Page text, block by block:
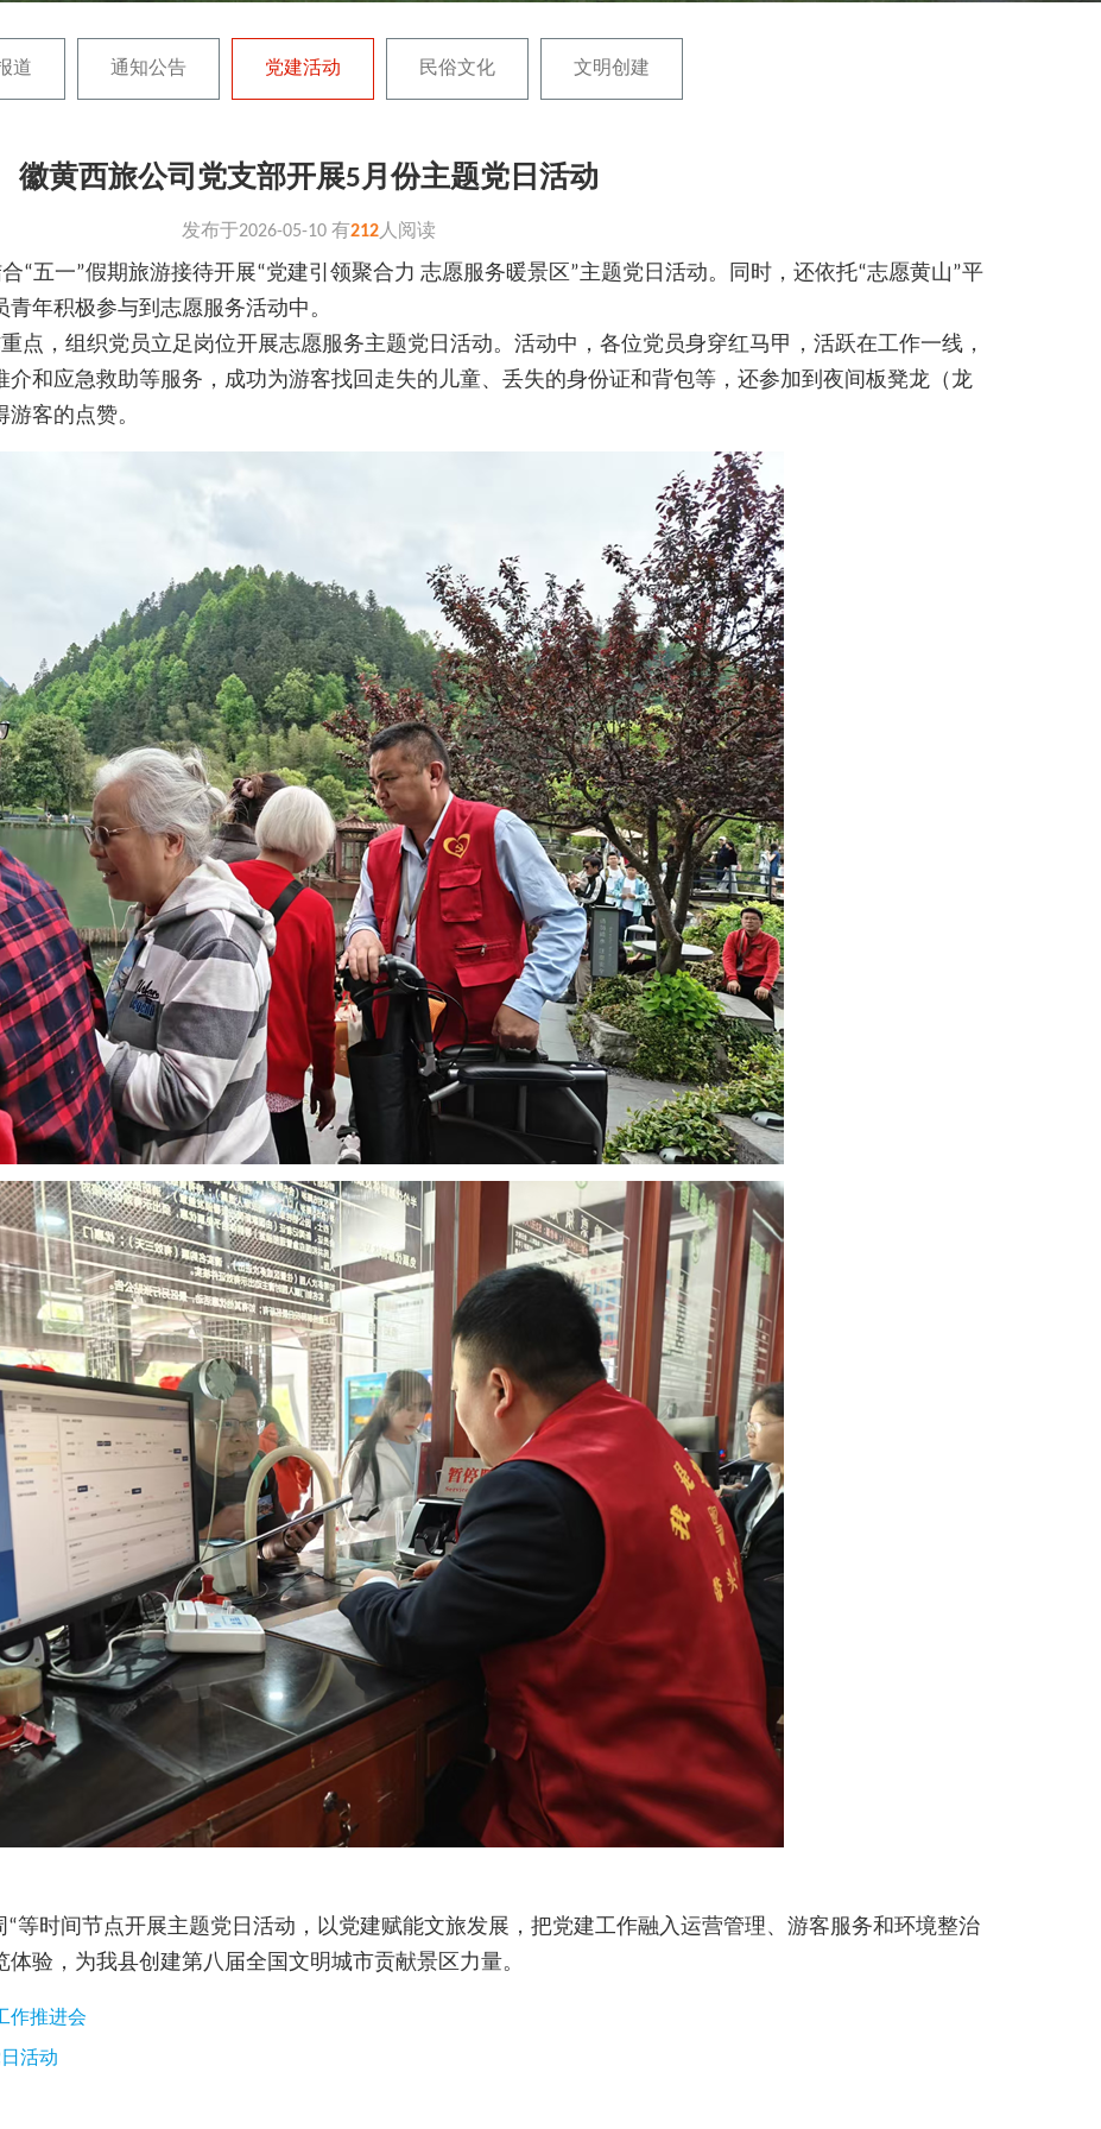
道 通知公告 党建活动 民俗文化 文明创建
徽黄西旅公司党支部开展5月份主题党日活动
发布于2026-05-10 有212人阅读
五一”假期旅游接待开展“党建引领聚合力 志愿服务暖景区”主题党日活动。同时，还依托“志愿黄山”平
年积极参与到志愿服务活动中。
，组织党员立足岗位开展志愿服务主题党日活动。活动中，各位党员身穿红马甲，活跃在工作一线，
和应急救助等服务，成功为游客找回走失的儿童、丢失的身份证和背包等，还参加到夜间板凳龙（龙
客的点赞。
时间节点开展主题党日活动，以党建赋能文旅发展，把党建工作融入运营管理、游客服务和环境整治
验，为我县创建第八届全国文明城市贡献景区力量。
作推进会
活动